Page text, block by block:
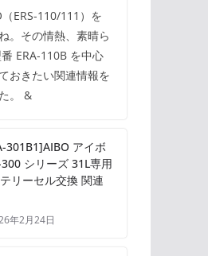
ERS-110/111）を
。その情熱、素晴ら
ERA-110B を中心
おきたい関連情報を
。 &
301B1]AIBO アイボ
300 シリーズ 31L専用
リーセル交換 関連
年2月24日